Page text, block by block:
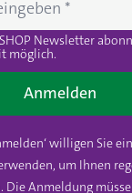
Newsletter
möglich.
Anmelden
willigen Sie
um Ihnen
Die Anmeldung